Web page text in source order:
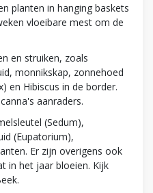
planten in hanging baskets
vloeibare mest om de
en struiken, zoals
monnikskap, zonnehoed
en Hibiscus in de border.
aanraders.
(Sedum),
(Eupatorium),
Er zijn overigens ook
in het jaar bloeien. Kijk